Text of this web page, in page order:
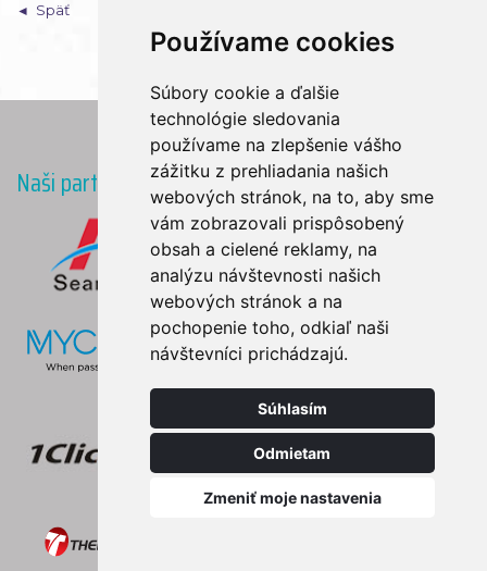
Používame cookies
Súbory cookie a ďalšie
technológie sledovania
používame na zlepšenie vášho
zážitku z prehliadania našich
webových stránok, na to, aby sme
vám zobrazovali prispôsobený
obsah a cielené reklamy, na
analýzu návštevnosti našich
webových stránok a na
pochopenie toho, odkiaľ naši
návštevníci prichádzajú.
Súhlasím
Odmietam
Zmeniť moje nastavenia
Späť
Naši partneri